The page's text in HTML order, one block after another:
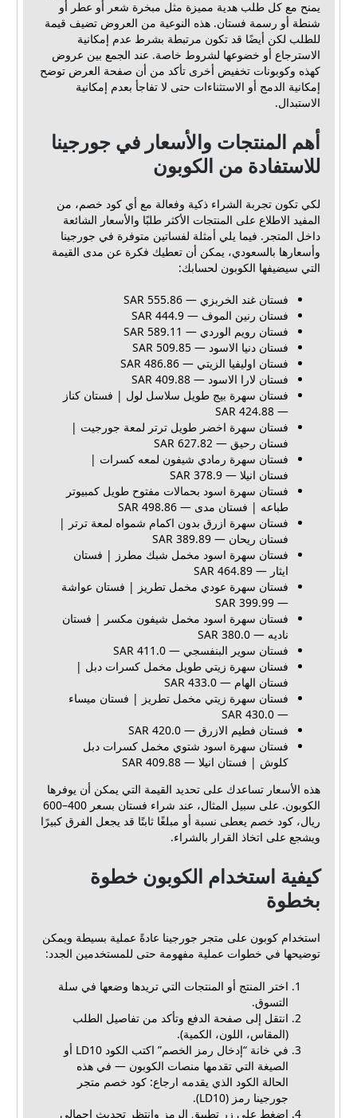
يمنح مع كل طلب هدية مميزة مثل مبخرة شعر أو عطر أو
شنطة أو رسمة فستان. هذه النوعية من العروض تضيف قيمة
للطلب لكن أيضًا قد تكون مرتبطة بشرط عدم إمكانية
الاسترجاع أو خضوعها لشروط خاصة. عند الجمع بين عروض
كهذه وكوبونات تخفيض أخرى تأكد من أن صفحة العرض توضح
إمكانية الدمج أو الاستثناءات حتى لا تفاجأ بعدم إمكانية
الاستبدال.
أهم المنتجات والأسعار في جورجينا
للاستفادة من الكوبون
لكي تكون تجربة الشراء ذكية وفعالة مع أي كود خصم، من
المفيد الاطلاع على المنتجات الأكثر طلبًا والأسعار الشائعة
داخل المتجر. فيما يلي أمثلة لفساتين متوفرة في جورجينا
وأسعارها بالسعودي، يمكن أن تعطيك فكرة عن مدى القيمة
التي سيضيفها الكوبون لحسابك:
فستان غند الخربزي — 555.86 SAR
فستان رنين الموف — 444.9 SAR
فستان رويم الوردي — 589.11 SAR
فستان دنيا الاسود — 509.85 SAR
فستان اوليفيا الزيتي — 486.86 SAR
فستان لارا الاسود — 409.88 SAR
فستان سهرة بيج طويل سلاسل لول | فستان كناز
— 424.88 SAR
فستان سهرة اخضر طويل ترتر لمعة جورجيت |
فستان رحيق — 627.82 SAR
فستان سهرة رمادي شيفون لمعه كسرات |
فستان انيلا — 378.9 SAR
فستان سهرة اسود بحمالات مفتوح طويل كمبيوتر
طباعه | فستان مدى — 498.86 SAR
فستان سهرة ازرق بدون اكمام شمواه لمعة ترتر |
فستان ريحان — 389.89 SAR
فستان سهرة اسود مخمل شبك مطرز | فستان
ايثار — 464.89 SAR
فستان سهرة عودي مخمل تطريز | فستان عواشة
— 399.99 SAR
فستان سهرة اسود مخمل شيفون مكسر | فستان
ناديه — 380.0 SAR
فستان سوير البنفسجي — 411.0 SAR
فستان سهرة زيتي طويل مخمل كسرات دبل |
فستان الهام — 433.0 SAR
فستان سهرة زيتي مخمل تطريز | فستان ميساء
— 430.0 SAR
فستان فطيم الازرق — 420.0 SAR
فستان سهرة اسود شتوي مخمل كسرات دبل
كلوش | فستان انيلا — 409.88 SAR
هذه الأسعار تساعدك على تحديد القيمة التي يمكن أن يوفرها
الكوبون. على سبيل المثال، عند شراء فستان بسعر 400–600
ريال، كود خصم يعطى نسبة أو مبلغًا ثابتًا قد يجعل الفرق كبيرًا
ويشجع على اتخاذ القرار بالشراء.
كيفية استخدام الكوبون خطوة
بخطوة
استخدام كوبون على متجر جورجينا عادةً عملية بسيطة ويمكن
توضيحها في خطوات عملية مفهومة حتى للمستخدمين الجدد:
اختر المنتج أو المنتجات التي تريدها وضعها في سلة
التسوق.
انتقل إلى صفحة الدفع وتأكد من تفاصيل الطلب
(المقاس، اللون، الكمية).
في خانة “إدخال رمز الخصم” اكتب الكود LD10 أو
الصيغة التي تقدمها منصات الكوبون — في هذه
الحالة الكود الذي يقدمه ارجاع: كود خصم متجر
جورجينا رمز (LD10).
اضغط على زر تطبيق الرمز وانتظر تحديث إجمالي